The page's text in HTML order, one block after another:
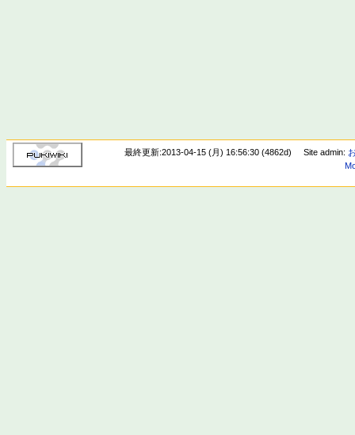
最終更新:2013-04-15 (月) 16:56:30 (4862d) Site admin: